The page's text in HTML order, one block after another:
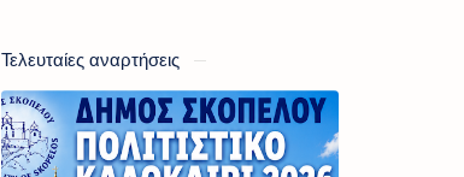
Τελευταίες αναρτήσεις